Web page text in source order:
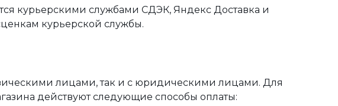
курьерскими службами СДЭК, Яндекс Доставка и
курьерской службы.
лицами, так и с юридическими лицами. Для
действуют следующие способы оплаты: